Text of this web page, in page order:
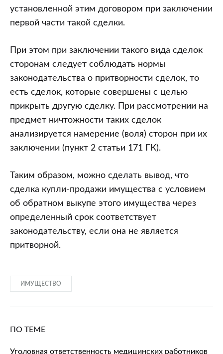
установленной этим договором при заключении
первой части такой сделки.
При этом при заключении такого вида сделок
сторонам следует соблюдать нормы
законодательства о притворности сделок, то
есть сделок, которые совершены с целью
прикрыть другую сделку. При рассмотрении на
предмет ничтожности таких сделок
анализируется намерение (воля) сторон при их
заключении (пункт 2 статьи 171 ГК).
Таким образом, можно сделать вывод, что
сделка купли-продажи имущества с условием
об обратном выкупе этого имущества через
определенный срок соответствует
законодательству, если она не является
притворной.
ИМУЩЕСТВО
ПО ТЕМЕ
Уголовная ответственность медицинских работников